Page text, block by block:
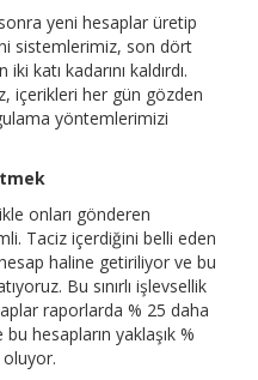
yeni hesaplar üretip
sistemlerimiz, son dört
katı kadarını kaldırdı.
içerikleri her gün gözden
yöntemlerimizi
onları gönderen
Taciz içerdiğini belli eden
haline getiriliyor ve bu
Bu sınırlı işlevsellik
raporlarda % 25 daha
hesapların yaklaşık %